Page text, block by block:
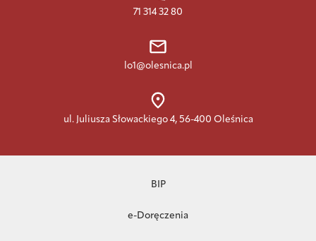
71 314 32 80
lo1@olesnica.pl
ul. Juliusza Słowackiego 4, 56-400 Oleśnica
BIP
e-Doręczenia